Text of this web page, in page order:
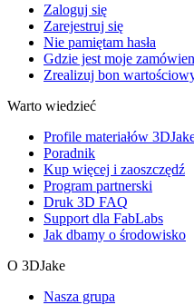
Zaloguj się
Zarejestruj się
Nie pamiętam hasła
Gdzie jest moje
Zrealizuj bon
Warto wiedzieć
Profile materiałów
Poradnik
Kup więcej i zaoszczędź
Program partnerski
Druk 3D FAQ
Support dla FabLabs
Jak dbamy o środowisko
O 3DJake
Nasza grupa